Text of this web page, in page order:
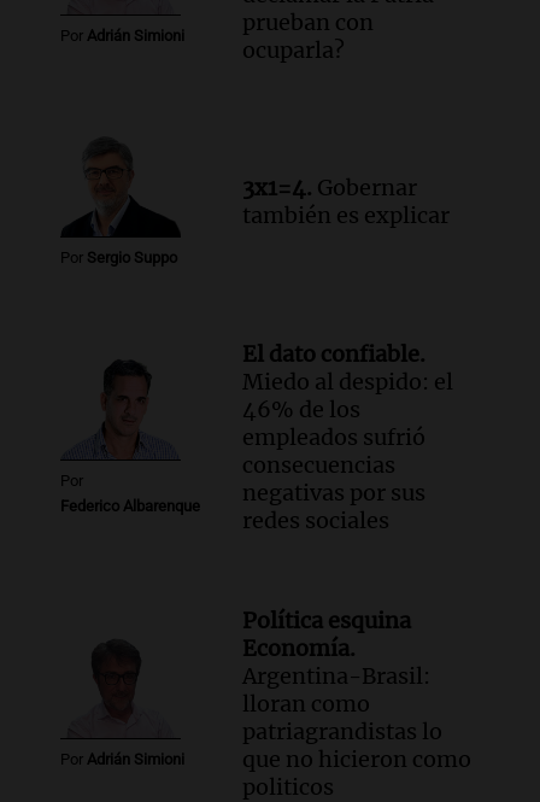
la ley de Propiedad Privada debatida en
Audio.
por la Ley de Tierras: "Construyeron un
relato mentiroso"
Informados al regreso
Episodios
Por Adrián Simioni
prueban con
ocuparla?
Por Sergio Suppo
3x1=4. Gobernar
también es explicar
Por
Federico Albarenque
El dato confiable.
Miedo al despido: el
46% de los
empleados sufrió
consecuencias
negativas por sus
redes sociales
Por Adrián Simioni
Política esquina
Economía.
Argentina-Brasil:
lloran como
patriagrandistas lo
que no hicieron como
politicos